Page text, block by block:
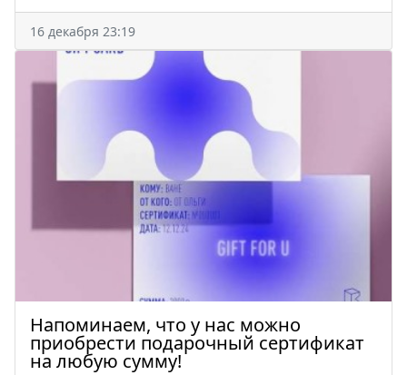
16 декабря 23:19
Напоминаем, что у нас можно
приобрести подарочный сертификат
на любую сумму!